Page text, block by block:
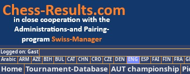
Logged on: Gast
Arabic ARM AZE BIH BUL CAT CHN CRO CZE DEN ENG ESP FAI FIN FRA
Home Tournament-Database AUT championship